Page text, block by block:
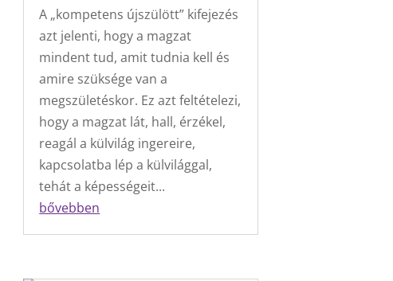
A „kompetens újszülött” kifejezés
azt jelenti, hogy a magzat
mindent tud, amit tudnia kell és
amire szüksége van a
megszületéskor. Ez azt feltételezi,
hogy a magzat lát, hall, érzékel,
reagál a külvilág ingereire,
kapcsolatba lép a külvilággal,
tehát a képességeit...
bővebben